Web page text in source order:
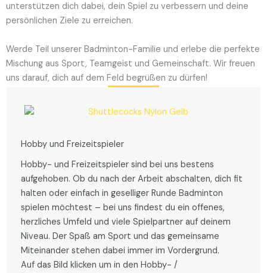
unterstützen dich dabei, dein Spiel zu verbessern und deine
persönlichen Ziele zu erreichen.
Werde Teil unserer Badminton-Familie und erlebe die perfekte
Mischung aus Sport, Teamgeist und Gemeinschaft. Wir freuen
uns darauf, dich auf dem Feld begrüßen zu dürfen!
Hobby und Freizeitspieler
Hobby- und Freizeitspieler sind bei uns bestens
aufgehoben. Ob du nach der Arbeit abschalten, dich fit
halten oder einfach in geselliger Runde Badminton
spielen möchtest – bei uns findest du ein offenes,
herzliches Umfeld und viele Spielpartner auf deinem
Niveau. Der Spaß am Sport und das gemeinsame
Miteinander stehen dabei immer im Vordergrund.
Auf das Bild klicken um in den Hobby- /